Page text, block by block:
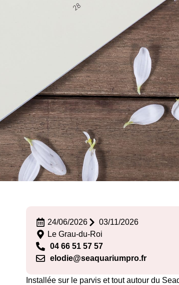
24/06/2026
03/11/2026
Le Grau-du-Roi
04 66 51 57 57
elodie@seaquariumpro.fr
Installée sur le parvis et tout autour du